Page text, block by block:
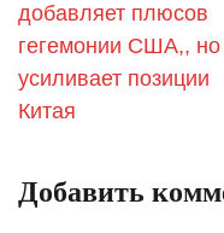
добавляет плюсов
гегемонии США,, но
усиливает позиции
Китая
Добавить